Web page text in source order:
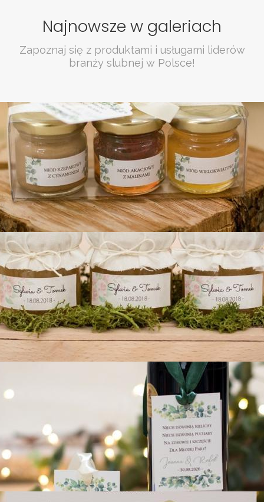
Najnowsze w galeriach
Zapoznaj się z produktami i usługami liderów
branży slubnej w Polsce!